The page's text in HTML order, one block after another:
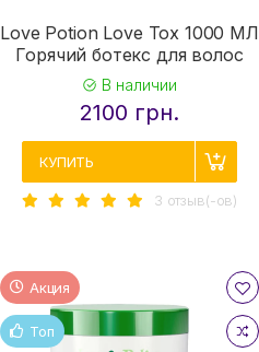
Love Potion Love Tox 1000 МЛ
Горячий ботекс для волос
В наличии
2100 грн.
КУПИТЬ
3 отзыв(-ов)
Акция
Топ